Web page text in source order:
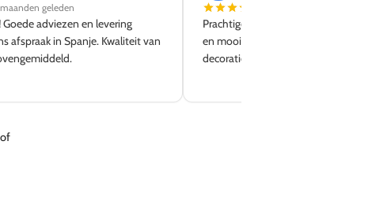
geleden
adviezen en levering
afspraak in Spanje. Kwaliteit van
Prachtige winkel en goede service.
en mooi aanbod. Zeker weer terug
decoratie en meubilair!